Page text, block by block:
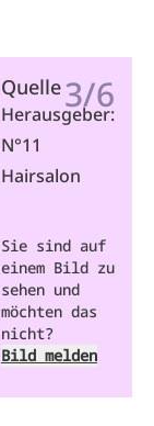
3/6
Quelle
Herausgeber:
N°11
Hairsalon
Sie sind auf
einem Bild zu
sehen und
möchten das
nicht?
Bild melden